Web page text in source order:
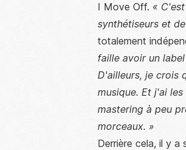
I Move Off. «
synthétiseurs et
totalement
faille avoir un
D'ailleurs, je crois
musique. Et j'ai
mastering à peu
morceaux. »
Derrière cela, il y a